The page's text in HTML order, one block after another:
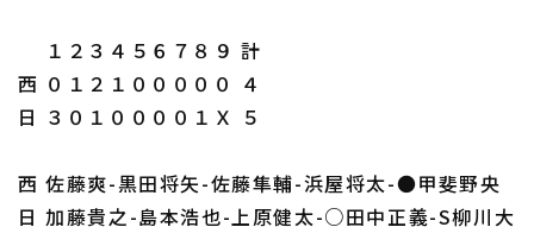
１２３４５６７８９ 計
西 ０１２１０００００ ４
日 ３０１００００１Ｘ ５
西 佐藤爽-黒田将矢-佐藤隼輔-浜屋将太-●甲斐野央
日 加藤貴之-島本浩也-上原健太-○田中正義-S柳川大